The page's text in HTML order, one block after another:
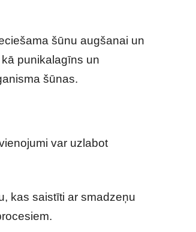
šūnu augšanai un
punikalagīns un
šūnas.
var uzlabot
kas saistīti ar smadzeņu